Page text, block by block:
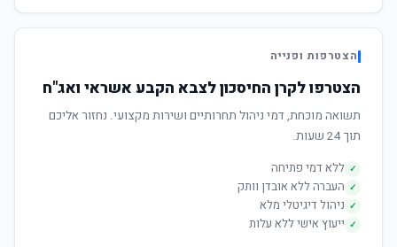
הצטרפות ופנייה
הצטרפו לקרן החיסכון לצבא הקבע אשראי ואג"ח
תשואה מוכחת, דמי ניהול תחרותיים ושירות מקצועי. נחזור אליכם
תוך 24 שעות.
✓ ללא דמי פתיחה
✓ העברה ללא אובדן וותק
✓ ניהול דיגיטלי מלא
✓ ייעוץ אישי ללא עלות